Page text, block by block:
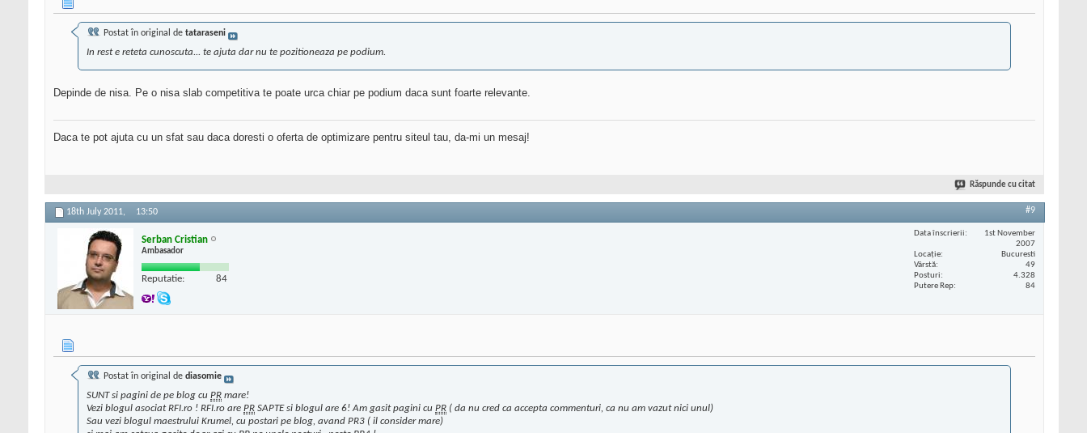
Postat în original de tataraseni
In rest e reteta cunoscuta... te ajuta dar nu te pozitioneaza pe podium.
Depinde de nisa. Pe o nisa slab competitiva te poate urca chiar pe podium daca sunt foarte relevante.
Daca te pot ajuta cu un sfat sau daca doresti o oferta de optimizare pentru siteul tau, da-mi un mesaj!
Răspunde cu citat
18th July 2011, 13:50 #9
Serban Cristian
Ambasador
Reputatie: 84
Data înscrierii
1st November
2007
Locaţie
Bucuresti
Vârstă
49
Posturi
4.328
Putere Rep
84
Postat în original de diasomie
SUNT si pagini de pe blog cu PR mare!
Vezi blogul asociat RFI.ro ! RFI.ro are PR SAPTE si blogul are 6! Am gasit pagini cu PR ( da nu cred ca accepta commenturi, ca nu am vazut nici unul)
Sau vezi blogul maestrului Krumel, cu postari pe blog, avand PR3 ( il consider mare)